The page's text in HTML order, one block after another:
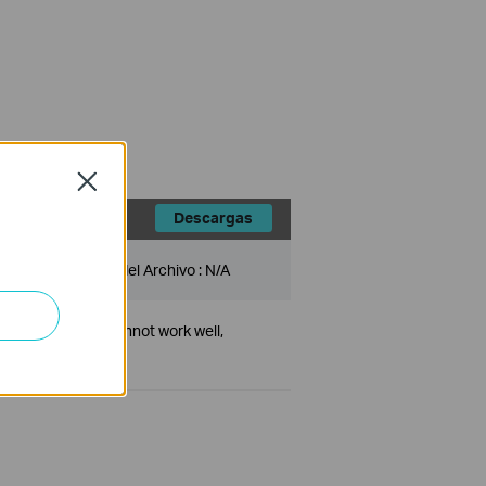
Descargas
Tamaño del Archivo : N/A
and-play or cannot work well,
Close